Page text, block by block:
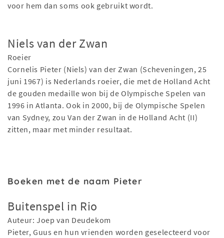
voor hem dan soms ook gebruikt wordt.
Niels van der Zwan
Roeier
Cornelis Pieter (Niels) van der Zwan (Scheveningen, 25
juni 1967) is Nederlands roeier, die met de Holland Acht
de gouden medaille won bij de Olympische Spelen van
1996 in Atlanta. Ook in 2000, bij de Olympische Spelen
van Sydney, zou Van der Zwan in de Holland Acht (II)
zitten, maar met minder resultaat.
Boeken met de naam Pieter
Buitenspel in Rio
Auteur: Joep van Deudekom
Pieter, Guus en hun vrienden worden geselecteerd voor